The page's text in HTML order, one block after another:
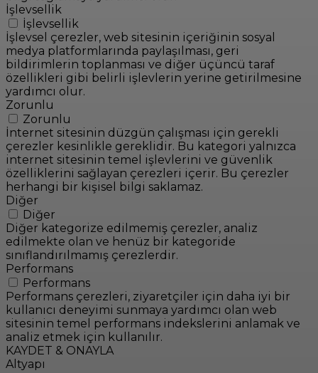
İşlevsellik
İşlevsellik
İşlevsel çerezler, web sitesinin içeriğinin sosyal
medya platformlarında paylaşılması, geri
bildirimlerin toplanması ve diğer üçüncü taraf
özellikleri gibi belirli işlevlerin yerine getirilmesine
yardımcı olur.
Zorunlu
Zorunlu
İnternet sitesinin düzgün çalışması için gerekli
çerezler kesinlikle gereklidir. Bu kategori yalnızca
internet sitesinin temel işlevlerini ve güvenlik
özelliklerini sağlayan çerezleri içerir. Bu çerezler
herhangi bir kişisel bilgi saklamaz.
Diğer
Diğer
Diğer kategorize edilmemiş çerezler, analiz
edilmekte olan ve henüz bir kategoride
sınıflandırılmamış çerezlerdir.
Performans
Performans
Performans çerezleri, ziyaretçiler için daha iyi bir
kullanıcı deneyimi sunmaya yardımcı olan web
sitesinin temel performans indekslerini anlamak ve
analiz etmek için kullanılır.
KAYDET & ONAYLA
Altyapı